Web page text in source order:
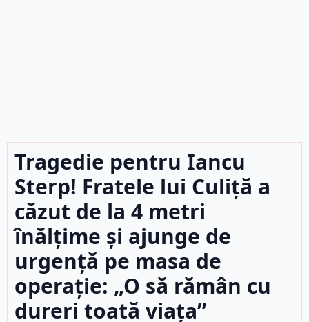
Tragedie pentru Iancu
Sterp! Fratele lui Culiță a
căzut de la 4 metri
înălțime și ajunge de
urgență pe masa de
operație: „O să rămân cu
dureri toată viața”